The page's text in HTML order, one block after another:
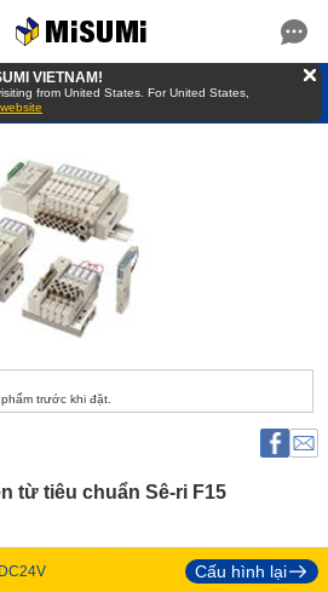
VIETNAM!
from United States. For United States,
trước khi đặt.
từ tiêu chuẩn Sê-ri F15
Cấu hình lại